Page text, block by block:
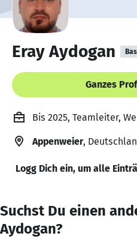
Eray Aydogan
Ganzes
Bis 2025, Teamleiter,
Appenweier,
Logg Dich ein, um alle
Suchst Du einen
Aydogan?